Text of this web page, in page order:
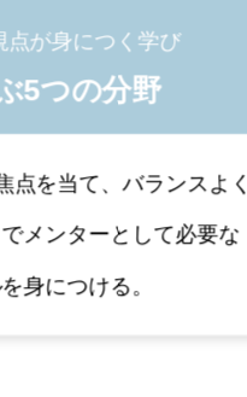
が身につく学び
つの分野
を当て、バランスよく
ンターとして必要な
につける。